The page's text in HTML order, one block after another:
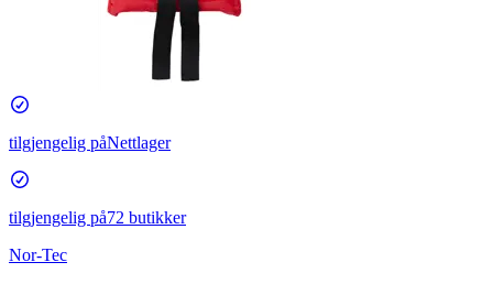
tilgjengelig påNettlager
tilgjengelig på72 butikker
Nor-Tec